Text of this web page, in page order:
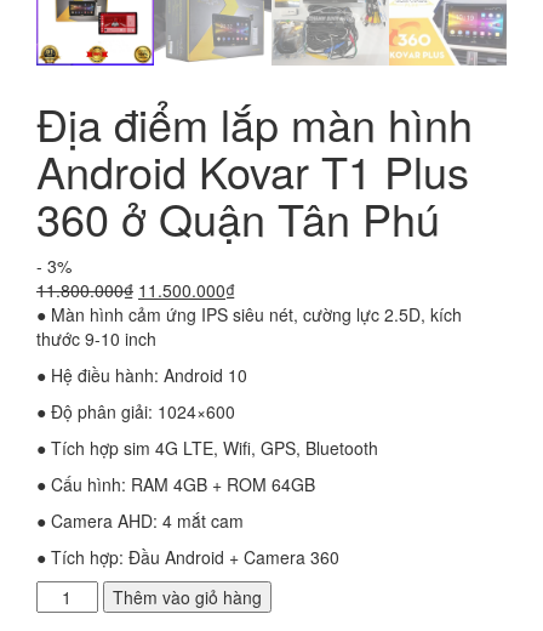
Địa điểm lắp màn hình
Android Kovar T1 Plus
360 ở Quận Tân Phú
- 3%
11.800.000₫ Giá
gốc
là:
11.500.000₫Giá
hiện
11.500.000₫.
● Màn hình cảm ứng IPS siêu nét, cường lực 2.5D, kích
thước 9-10 inch
● Hệ điều hành: Android 10
● Độ phân giải: 1024×600
● Tích hợp sim 4G LTE, Wifi, GPS, Bluetooth
● Cấu hình: RAM 4GB + ROM 64GB
● Camera AHD: 4 mắt cam
● Tích hợp: Đầu Android + Camera 360
điểm
Thêm vào giỏ hàng